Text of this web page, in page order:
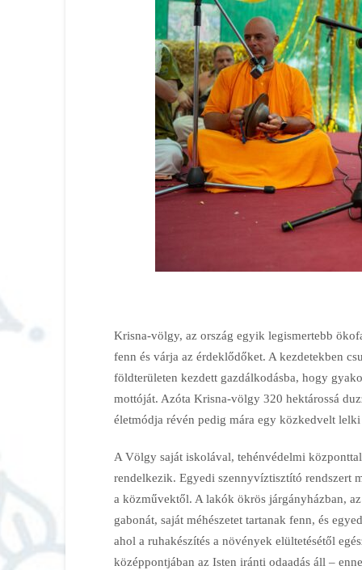
Krisna-völgy, az ország egyik legismertebb
fenn és várja az érdeklődőket. A kezdetekben
földterületen kezdett gazdálkodásba, hogy
mottóját. Azóta Krisna-völgy 320 hektárossá
életmódja révén pedig mára egy közkedvelt
A Völgy saját iskolával, tehénvédelmi
rendelkezik. Egyedi szennyvíztisztító rendszert
a közművektől. A lakók ökrös járgányházban,
gabonát, saját méhészetet tartanak fenn, és
ahol a ruhakészítés a növények elültetésétől
középpontjában az Isten iránti odaadás áll –